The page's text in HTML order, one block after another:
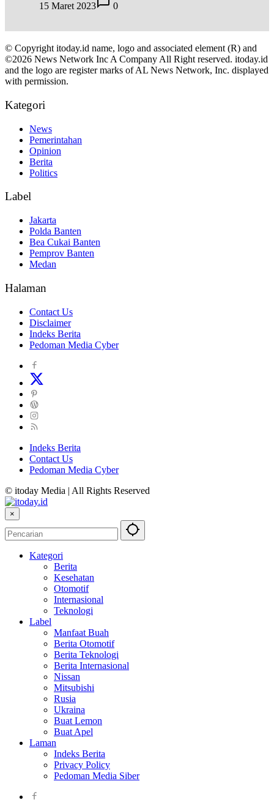
15 Maret 2023
0
© Copyright itoday.id name, logo and associated element (R) and
©2026 News Network Inc A Company All Right reserved. itoday.id
and the logo are register marks of AL News Network, Inc. displayed
with permission.
Kategori
News
Pemerintahan
Opinion
Berita
Politics
Label
Jakarta
Polda Banten
Bea Cukai Banten
Pemprov Banten
Medan
Halaman
Contact Us
Disclaimer
Indeks Berita
Pedoman Media Cyber
Indeks Berita
Contact Us
Pedoman Media Cyber
© itoday Media | All Rights Reserved
×
Kategori
Berita
Kesehatan
Otomotif
Internasional
Teknologi
Label
Manfaat Buah
Berita Otomotif
Berita Teknologi
Berita Internasional
Nissan
Mitsubishi
Rusia
Ukraina
Buat Lemon
Buat Apel
Laman
Indeks Berita
Privacy Policy
Pedoman Media Siber